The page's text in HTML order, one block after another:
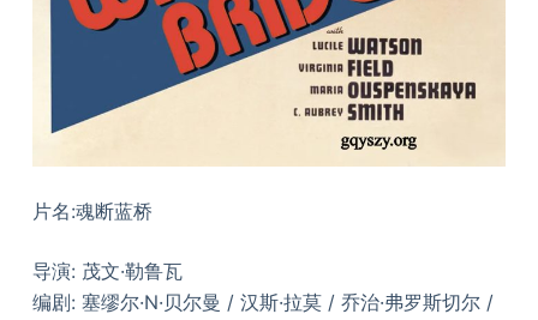
片名:魂断蓝桥
导演: 茂文·勒鲁瓦
编剧: 塞缪尔·N·贝尔曼 / 汉斯·拉莫 / 乔治·弗罗斯切尔 /